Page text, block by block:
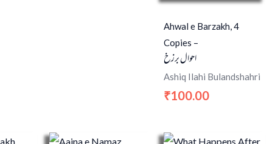
Ahwal e Barzakh, 4
Copies –
احوال برزخ
Ashiq Ilahi Bulandshahri
₹100.00